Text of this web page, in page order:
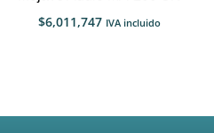
$6,011,747 IVA incluido